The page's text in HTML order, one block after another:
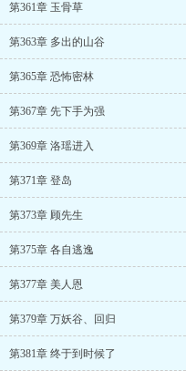
第361章 玉骨草
第363章 多出的山谷
第365章 恐怖密林
第367章 先下手为强
第369章 洛瑶进入
第371章 登岛
第373章 顾先生
第375章 各自逃逸
第377章 美人恩
第379章 万妖谷、回归
第381章 终于到时候了